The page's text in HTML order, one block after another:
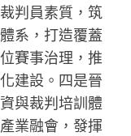
判員素質，筑
系，打造覆蓋
賽事治理，推
建設。四是晉
與裁判培訓體
業融會，發揮